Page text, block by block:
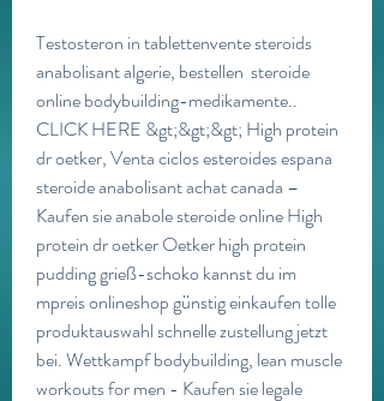
Testosteron in tablettenvente steroids
anabolisant algerie, bestellen  steroide
online bodybuilding-medikamente..
CLICK HERE &gt;&gt;&gt; High protein
dr oetker, Venta ciclos esteroides espana
steroide anabolisant achat canada –
Kaufen sie anabole steroide online High
protein dr oetker Oetker high protein
pudding grieß-schoko kannst du im
mpreis onlineshop günstig einkaufen tolle
produktauswahl schnelle zustellung jetzt
bei. Wettkampf bodybuilding, lean muscle
workouts for men - Kaufen sie legale